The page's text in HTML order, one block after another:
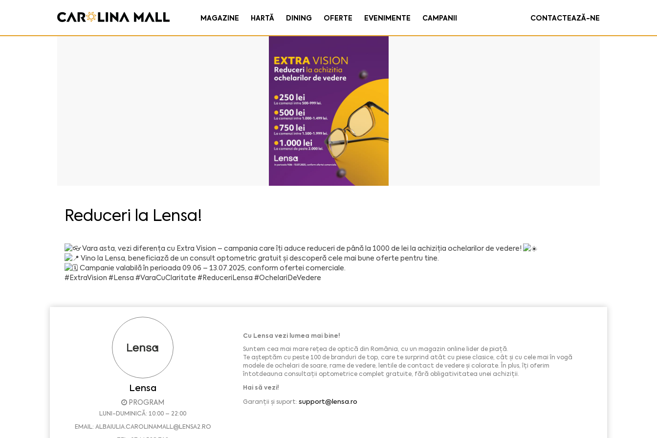
MAGAZINE HARTĂ DINING OFERTE EVENIMENTE CAMPANII CONTACTEAZĂ-NE
Reduceri la Lensa!
Vara asta, vezi diferența cu Extra Vision – campania care îți aduce reduceri de până la 1000 de lei la achiziția ochelarilor de vedere!
Vino la Lensa, beneficiază de un consult optometric gratuit și descoperă cele mai bune oferte pentru tine.
Campanie valabilă în perioada 09.06 – 13.07.2025, conform ofertei comerciale.
#ExtraVision #Lensa #VaraCuClaritate #ReduceriLensa #OchelariDeVedere
Lensa
PROGRAM
LUNI-DUMINICĂ: 10:00 – 22:00
EMAIL: ALBAIULIA.CAROLINAMALL@LENSA2.RO
Cu Lensa vezi lumea mai bine!
Suntem cea mai mare rețea de optică din România, cu un magazin online lider de piață.
Te așteptăm cu peste 100 de branduri de top, care te surprind atât cu piese clasice, cât și cu cele mai în vogă
modele de ochelari de soare, rame de vedere, lentile de contact de vedere și colorate. În plus, îți oferim
întotdeauna consultații optometrice complet gratuite, fără obligativitatea unei achiziții.
Hai să vezi!
Garanții și suport: support@lensa.ro